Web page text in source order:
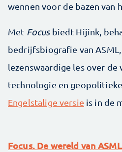
wennen voor de bazen van
Met Focusbiedt Hijink,
bedrijfsbiografie van
lezenswaardige les over de
technologie en
Engelstalige versie is in de
Focus. De wereld van ASML